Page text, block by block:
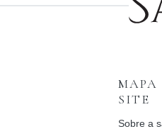
MAPA
SITE
Sobre a